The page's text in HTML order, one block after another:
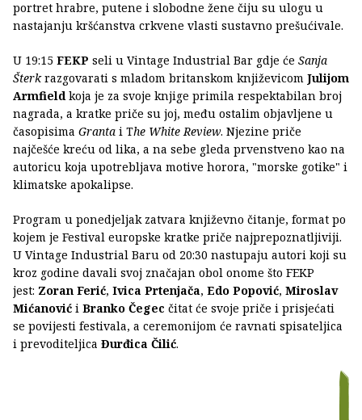
portret hrabre, putene i slobodne žene čiju su ulogu u
nastajanju kršćanstva crkvene vlasti sustavno prešućivale.
U 19:15 FEKP seli u Vintage Industrial Bar gdje će Sanja
Šterkrazgovarati s mladom britanskom književicom Julijom
Armfieldkoja je za svoje knjige primila respektabilan broj
nagrada, a kratke priče su joj, među ostalim objavljene u
časopisima Granta i The White Review. Njezine priče
najčešće kreću od lika, a na sebe gleda prvenstveno kao na
autoricu koja upotrebljava motive horora, "morske gotike" i
klimatske apokalipse.
Program u ponedjeljak zatvara književno čitanje, format po
kojem je Festival europske kratke priče najprepoznatljiviji.
U Vintage Industrial Baru od 20:30 nastupaju autori koji su
kroz godine davali svoj značajan obol onome što FEKP
jest: Zoran Ferić, Ivica Prtenjača, Edo Popović, Miroslav
Mićanović i Branko Čegec čitat će svoje priče i prisjećati
se povijesti festivala, a ceremonijom će ravnati spisateljica
i prevoditeljica Đurđica Čilić.